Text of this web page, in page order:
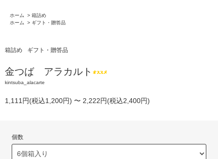
ホーム > 箱詰め
ホーム
> ギフト・贈答品
箱詰め ギフト・贈答品
金つば アラカルト
kintsuba_alacarte
1,111円(税込1,200円) 〜 2,222円(税込2,400円)
個数